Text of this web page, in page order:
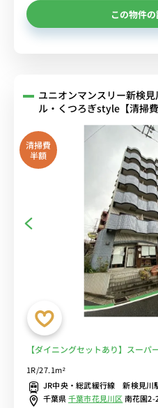
この物件
ユニオンマンスリー新検
ル・くつろぎstyle【清掃費
清掃費
半額
【ダイニングセットあり】スー
1R/27.1m²
JR中央・総武緩行線 新検見
千葉県千葉市花見川区南花園2-